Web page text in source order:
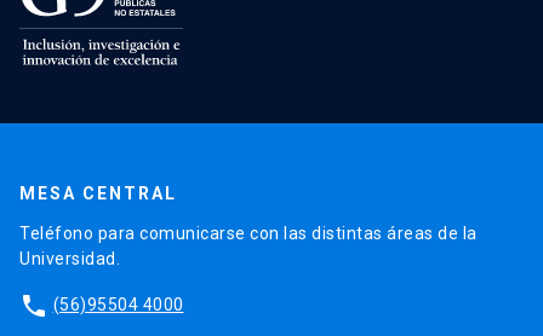
MESA CENTRAL
Teléfono para comunicarse con las distintas áreas de la
Universidad.
phone (56)95504 4000